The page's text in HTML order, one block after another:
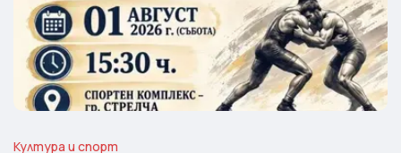
Култура и спорт